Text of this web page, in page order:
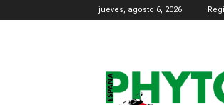
jueves, agosto 6, 2026